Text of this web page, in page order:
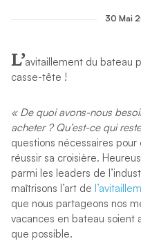
30 Mai
L’avitaillement du bateau
casse-tête !
« De quoi avons-nous
acheter ? Qu’est-ce qui
questions nécessaires
réussir sa croisière.
parmi les leaders de
maîtrisons l’art de
que nous partageons nos
vacances en bateau soient
que possible.